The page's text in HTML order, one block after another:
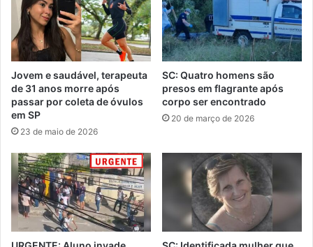
Jovem e saudável, terapeuta
de 31 anos morre após
passar por coleta de óvulos
em SP
23 de maio de 2026
SC: Quatro homens são
presos em flagrante após
corpo ser encontrado
20 de março de 2026